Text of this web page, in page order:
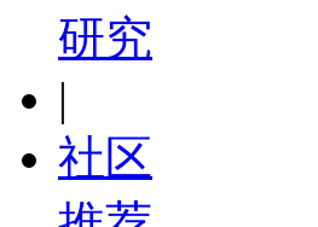
研究
|
社区